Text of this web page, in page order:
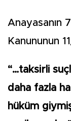
Anayasanın
Kanununun
“…taksirli
daha fazla
hüküm